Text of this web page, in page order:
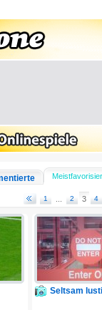
1 2 3 4
Seltsam